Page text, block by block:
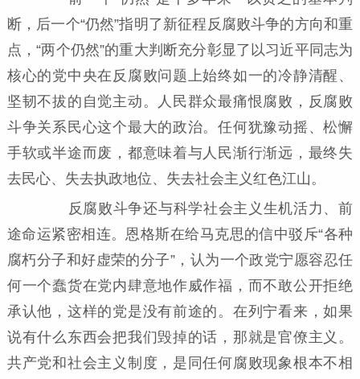
断，后一个“仍然”指明了新征程反腐败斗争的方向和重
点，“两个仍然”的重大判断充分彰显了以习近平同志为
核心的党中央在反腐败问题上始终如一的冷静清醒、
坚韧不拔的自觉主动。人民群众最痛恨腐败，反腐败
斗争关系民心这个最大的政治。任何犹豫动摇、松懈
手软或半途而废，都意味着与人民渐行渐远，最终失
去民心、失去执政地位、失去社会主义红色江山。
反腐败斗争还与科学社会主义生机活力、前
途命运紧密相连。恩格斯在给马克思的信中驳斥“各种
腐朽分子和好虚荣的分子”，认为一个政党宁愿容忍任
何一个蠢货在党内肆意地作威作福，而不敢公开拒绝
承认他，这样的党是没有前途的。在列宁看来，如果
说有什么东西会把我们毁掉的话，那就是官僚主义。
共产党和社会主义制度，是同任何腐败现象根本不相